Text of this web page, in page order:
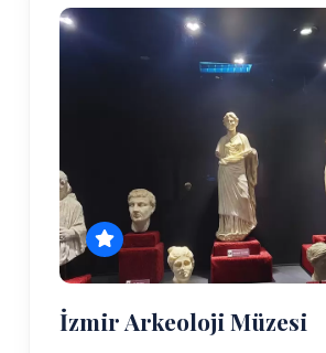
İzmir Arkeoloji Müzesi